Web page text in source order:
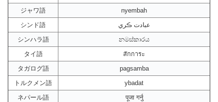
ジャワ語
nyembah
シンド語
عبادت ڪري
シンハラ語
නමස්කාරය
タイ語
สักการะ
タガログ語
pagsamba
トルクメン語
ybadat
ネパール語
पूजा गर्नु